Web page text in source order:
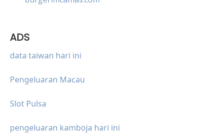
ADS
data taiwan hari ini
Pengeluaran Macau
Slot Pulsa
pengeluaran kamboja hari ini